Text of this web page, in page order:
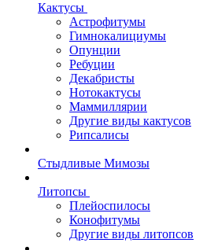
Кактусы
Астрофитумы
Гимнокалициумы
Опунции
Ребуции
Декабристы
Нотокактусы
Маммиллярии
Другие виды кактусов
Рипсалисы
Стыдливые Мимозы
Литопсы
Плейоспилосы
Конофитумы
Другие виды литопсов